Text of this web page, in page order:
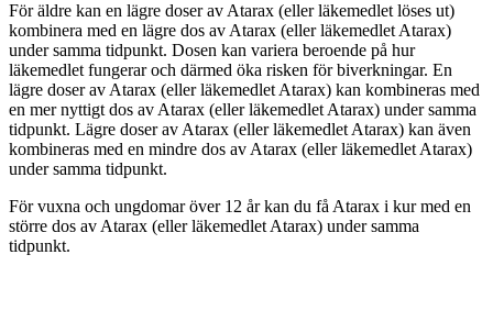
För äldre kan en lägre doser av Atarax (eller läkemedlet löses ut)
kombinera med en lägre dos av Atarax (eller läkemedlet Atarax)
under samma tidpunkt. Dosen kan variera beroende på hur
läkemedlet fungerar och därmed öka risken för biverkningar. En
lägre doser av Atarax (eller läkemedlet Atarax) kan kombineras med
en mer nyttigt dos av Atarax (eller läkemedlet Atarax) under samma
tidpunkt. Lägre doser av Atarax (eller läkemedlet Atarax) kan även
kombineras med en mindre dos av Atarax (eller läkemedlet Atarax)
under samma tidpunkt.
För vuxna och ungdomar över 12 år kan du få Atarax i kur med en
större dos av Atarax (eller läkemedlet Atarax) under samma
tidpunkt.